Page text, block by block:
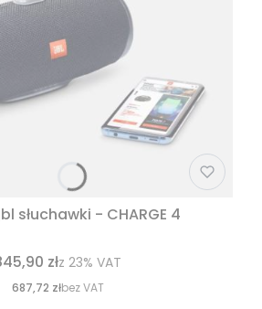
słuchawki - CHARGE 4
złz 23% VAT
687,72 złbez VAT